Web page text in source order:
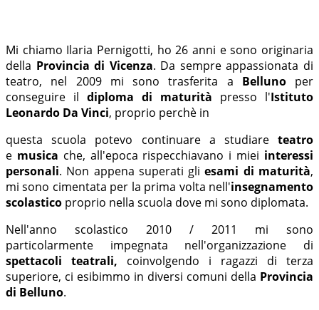
Mi chiamo Ilaria Pernigotti, ho 26 anni e sono originaria
della Provincia di Vicenza. Da sempre appassionata di
teatro, nel 2009 mi sono trasferita a Bellunoper
conseguire il diploma di maturità presso l'Istituto
Leonardo Da Vinci, proprio perchè in
questa scuola potevo continuare a studiare teatro
e musica che, all'epoca rispecchiavano i miei interessi
personali. Non appena superati gliesami di maturità,
mi sono cimentata per la prima volta nell'insegnamento
scolastico proprio nella scuola dove mi sono diplomata.
Nell'anno scolastico 2010 / 2011 mi sono
particolarmente impegnata nell'organizzazione di
spettacoli teatrali, coinvolgendo i ragazzi di terza
superiore, ci esibimmo in diversi comuni della Provincia
di Belluno.